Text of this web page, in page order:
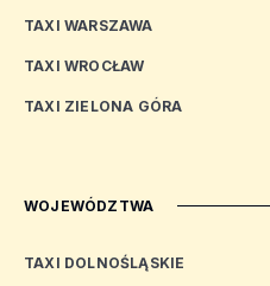
TAXI WARSZAWA
TAXI WROCŁAW
TAXI ZIELONA GÓRA
WOJEWÓDZTWA
TAXI DOLNOŚLĄSKIE